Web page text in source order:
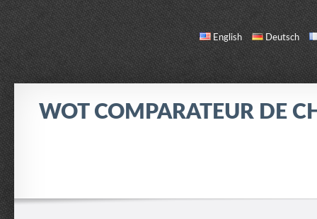
English Deutsch
WOT COMPARATEUR DE